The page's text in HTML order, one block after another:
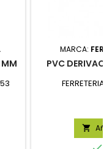
MARCA:
PVC
FERRETERIA
